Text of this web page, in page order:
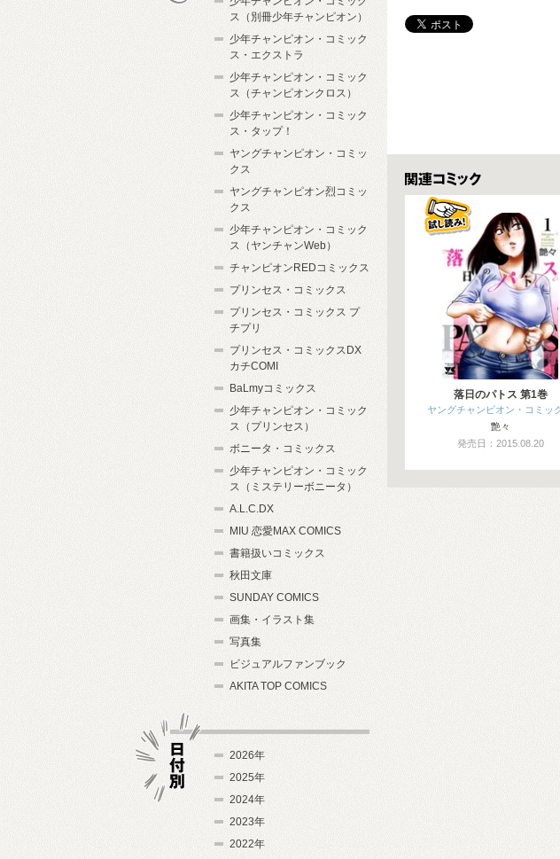
関連コミックス
落日のパトス 第1巻
ヤングチャンピオン・コミッ
艶々
発売日：2015.08.20
ス（別冊少年チャンピオン）
少年チャンピオン・コミック
ス・エクストラ
少年チャンピオン・コミック
ス（チャンピオンクロス）
少年チャンピオン・コミック
ス・タップ！
ヤングチャンピオン・コミッ
クス
ヤングチャンピオン烈コミッ
クス
少年チャンピオン・コミック
ス（ヤンチャンWeb）
チャンピオンREDコミックス
プリンセス・コミックス
プリンセス・コミックス プ
チプリ
プリンセス・コミックスDX
カチCOMI
BaLmyコミックス
少年チャンピオン・コミック
ス（プリンセス）
ボニータ・コミックス
少年チャンピオン・コミック
ス（ミステリーボニータ）
A.L.C.DX
MIU 恋愛MAX COMICS
書籍扱いコミックス
秋田文庫
SUNDAY COMICS
画集・イラスト集
写真集
ビジュアルファンブック
AKITA TOP COMICS
2026年
2025年
2024年
2023年
2022年